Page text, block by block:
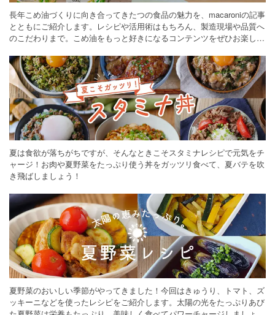
長年こめ油づくりに向き合ってきたつの食品の魅力を、macaroniの記事
とともにご紹介します。レシピや活用術はもちろん、製造現場や品質へ
のこだわりまで。こめ油をもっと好きになるコンテンツをぜひお楽しみ
夏は食欲が落ちがちですが、そんなときこそスタミナレシピで元気をチ
ャージ！お肉や夏野菜をたっぷり使う丼をガッツリ食べて、夏バテを吹
き飛ばしましょう！
夏野菜のおいしい季節がやってきました！今回はきゅうり、トマト、ズ
ッキーニなどを使ったレシピをご紹介します。太陽の光をたっぷりあび